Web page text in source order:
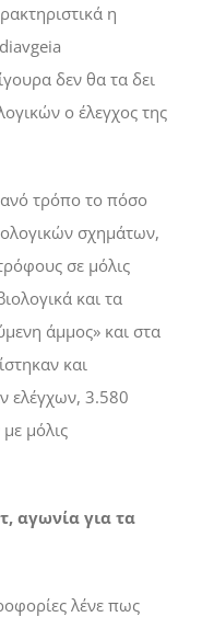
η
δεν θα τα δει
ο έλεγχος της
τρόπο το πόσο
σχηµάτων,
σε µόλις
και τα
άµµος» και στα
και
ελέγχων, 3.580
µόλις
αγωνία για τα
λένε πως